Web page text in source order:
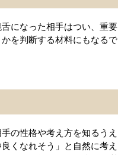
になった相手はつい、重要
を判断する材料にもなるで
の性格や考え方を知るうえ
くなれそう」と自然に考え